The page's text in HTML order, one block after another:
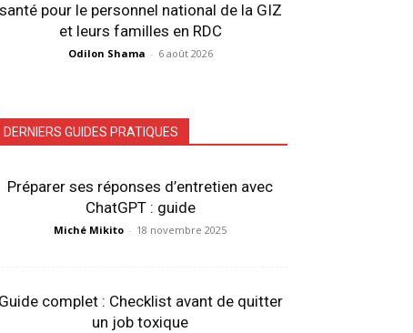
santé pour le personnel national de la GIZ
et leurs familles en RDC
Odilon Shama - 6 août 2026
DERNIERS GUIDES PRATIQUES
Préparer ses réponses d’entretien avec
ChatGPT : guide
Miché Mikito - 18 novembre 2025
Guide complet : Checklist avant de quitter
un job toxique